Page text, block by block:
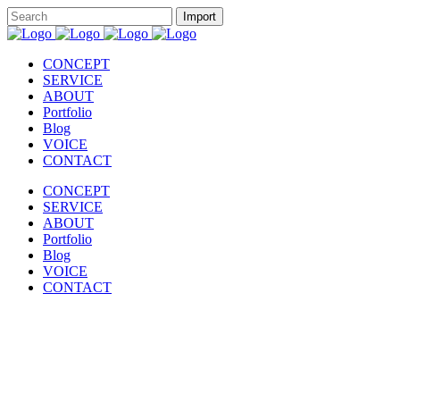
CONCEPT
SERVICE
ABOUT
Portfolio
Blog
VOICE
CONTACT
CONCEPT
SERVICE
ABOUT
Portfolio
Blog
VOICE
CONTACT